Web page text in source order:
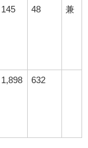
145 48 兼
1,898 632